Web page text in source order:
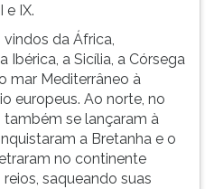
e IX.
vindos da África,
Ibérica, a Sicília, a Córsega
mar Mediterrâneo à
europeus. Ao norte, no
também se lançaram à
a Bretanha e o
no continente
saqueando suas